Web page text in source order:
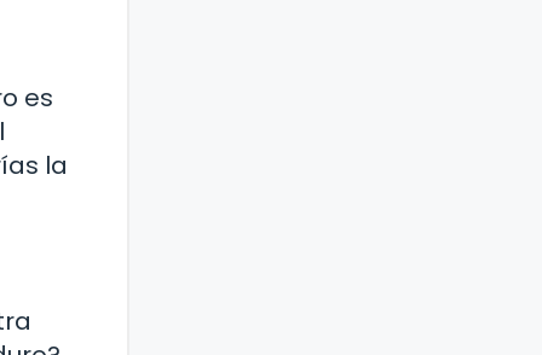
es
la